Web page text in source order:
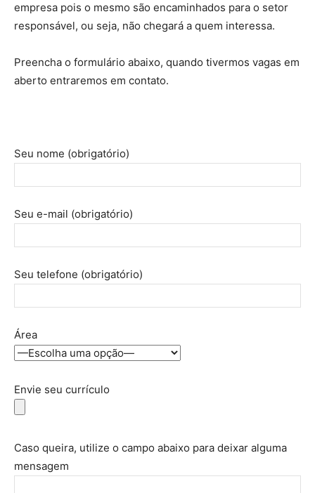
empresa pois o mesmo são encaminhados para o setor
responsável, ou seja, não chegará a quem interessa.
Preencha o formulário abaixo, quando tivermos vagas em
aberto entraremos em contato.
Seu nome (obrigatório)
Seu e-mail (obrigatório)
Seu telefone (obrigatório)
Área
Envie seu currículo
Caso queira, utilize o campo abaixo para deixar alguma
mensagem